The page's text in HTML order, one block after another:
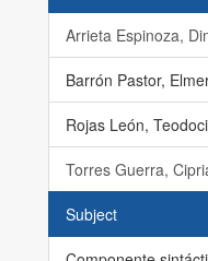
Arrieta Espinoza,
Barrón Pastor,
Rojas León,
Torres Guerra,
Subject